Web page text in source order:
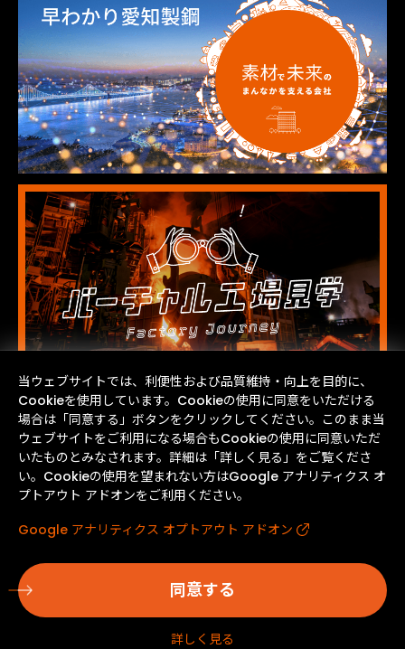
当ウェブサイトでは、利便性および品質維持・向上を目的に、
Cookieを使用しています。Cookieの使用に同意をいただける
場合は「同意する」ボタンをクリックしてください。このまま当
ウェブサイトをご利用になる場合もCookieの使用に同意いただ
いたものとみなされます。詳細は「詳しく見る」をご覧くださ
い。Cookieの使用を望まれない方はGoogle アナリティクス オ
プトアウト アドオンをご利用ください。
Google アナリティクス オプトアウト アドオン
同意する
詳しく見る